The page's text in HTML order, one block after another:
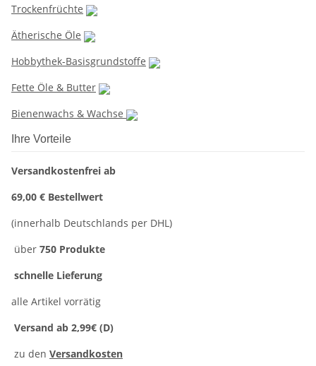
Trockenfrüchte
Ätherische Öle
Hobbythek-Basisgrundstoffe
Fette Öle & Butter
Bienenwachs & Wachse
Ihre Vorteile
Versandkostenfrei ab
69,00 € Bestellwert
(innerhalb Deutschlands per DHL)
über 750 Produkte
schnelle Lieferung
alle Artikel vorrätig
Versand ab 2,99€ (D)
zu den Versandkosten